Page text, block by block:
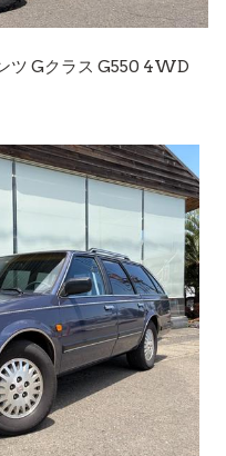
ツ Gクラス G550 4WD